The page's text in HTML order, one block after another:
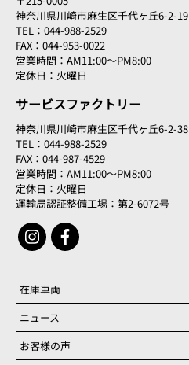
神奈川県川崎市麻生区千代ヶ丘6-2-19
TEL：044-988-2529
FAX：044-953-0022
営業時間：AM11:00～PM8:00
定休日：火曜日
サービスファクトリー
神奈川県川崎市麻生区千代ヶ丘6-2-38
TEL：044-988-2529
FAX：044-987-4529
営業時間：AM11:00～PM8:00
定休日：火曜日
運輸局認証整備工場：第2-6072号
在庫車両
ニュース
お客様の声